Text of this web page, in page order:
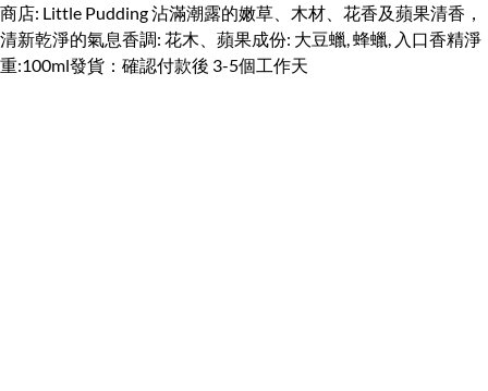
商店: Little Pudding 沾滿潮露的嫩草、木材、花香及蘋果清香，
清新乾淨的氣息香調: 花木、蘋果成份: 大豆蠟, 蜂蠟, 入口香精淨
重:100ml發貨：確認付款後 3-5個工作天